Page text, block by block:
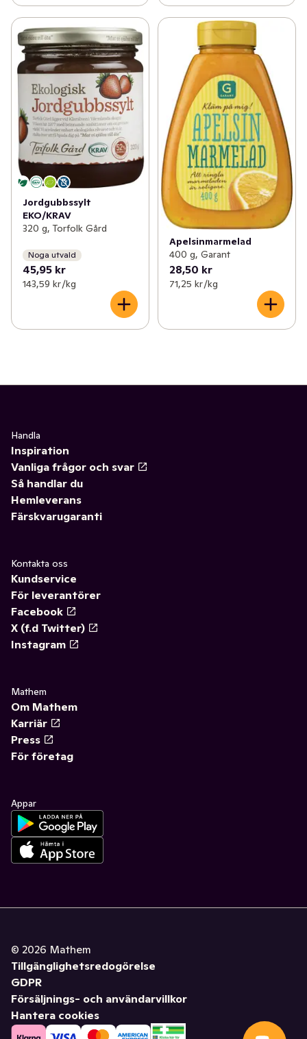
Jordgubbssylt
EKO/KRAV
320 g, Torfolk Gård
Noga utvald
45,95 kr
143,59 kr /kg
Apelsinmarmelad
400 g, Garant
28,50 kr
71,25 kr /kg
Handla
Inspiration
Vanliga frågor och svar
Så handlar du
Hemleverans
Färskvarugaranti
Kontakta oss
Kundservice
För leverantörer
Facebook
X (f.d Twitter)
Instagram
Mathem
Om Mathem
Karriär
Press
För företag
Appar
© 2026 Mathem
Tillgänglighetsredogörelse
GDPR
Försäljnings- och användarvillkor
Hantera cookies